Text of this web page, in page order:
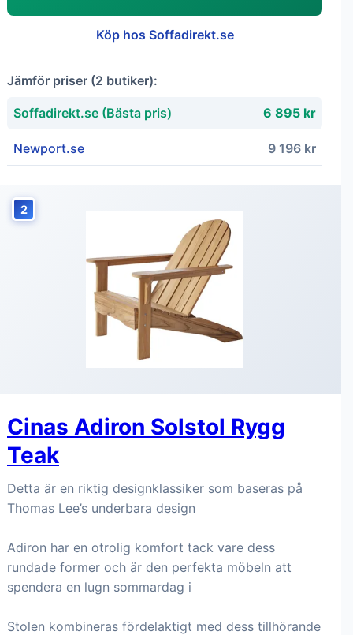
Köp hos Soffadirekt.se
Jämför priser (2 butiker):
Soffadirekt.se (Bästa pris) 6 895 kr
Newport.se 9 196 kr
2
Cinas Adiron Solstol Rygg
Teak
Detta är en riktig designklassiker som baseras på
Thomas Lee’s underbara design
Adiron har en otrolig komfort tack vare dess
rundade former och är den perfekta möbeln att
spendera en lugn sommardag i
Stolen kombineras fördelaktigt med dess tillhörande